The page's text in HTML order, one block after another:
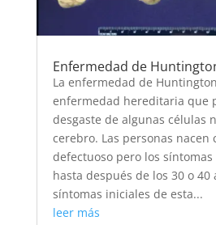
Enfermedad de
La enfermedad de
enfermedad hereditaria que
desgaste de algunas células
cerebro. Las personas nacen
defectuoso pero los
hasta después de los 30 o 40
síntomas iniciales de esta...
leer más